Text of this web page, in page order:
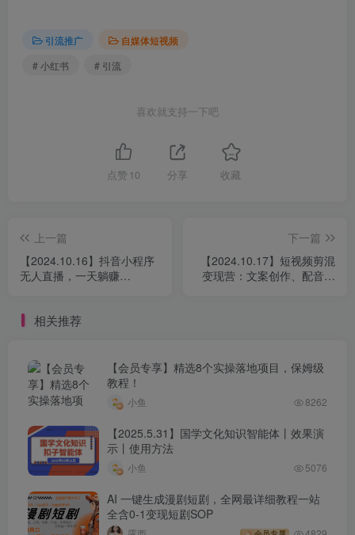
引流推广
自媒体短视频
# 小红书
# 引流
喜欢就支持一下吧
点赞 10 分享 收藏
上一篇
【2024.10.16】抖音小程序
无人直播，一天躺赚
下一篇
【2024.10.17】短视频剪混
变现营：文案创作、配音及
相关推荐
【会员专享】精选8个实操落地项目，保姆级
教程！
小鱼 8262
【2025.5.31】国学文化知识智能体丨效果演
示丨使用方法
小鱼 5076
AI 一键生成漫剧短剧，全网最详细教程一站
全含0-1变现短剧SOP